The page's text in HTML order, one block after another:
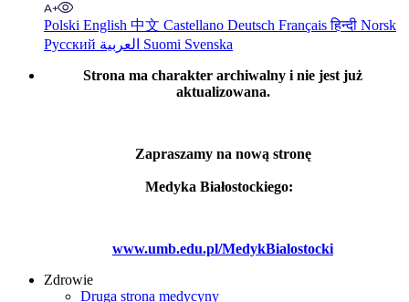
Polski English 中文 Castellano Deutsch Françaisहिन्दी Norsk
Русский
Suomi Svenska
Strona ma charakter archiwalny i nie jest już
aktualizowana.
Zapraszamy na nową stronę
Medyka Białostockiego:
www.umb.edu.pl/MedykBialostocki
Zdrowie
Druga strona medycyny